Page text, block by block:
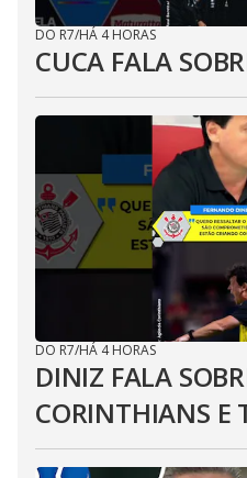
DO R7/HÁ 4 HORAS
CUCA FALA
DO R7/HÁ 4 HORAS
DINIZ FALA
CORINTHIANS E